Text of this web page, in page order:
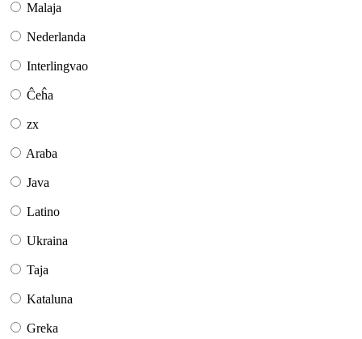
Malaja
Nederlanda
Interlingvao
Ĉeĥa
zx
Araba
Java
Latino
Ukraina
Taja
Kataluna
Greka